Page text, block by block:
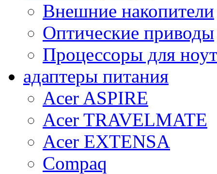
Внешние накопители
Оптические приводы
Процессоры для
адаптеры питания
Acer ASPIRE
Acer TRAVELMATE
Acer EXTENSA
Compaq